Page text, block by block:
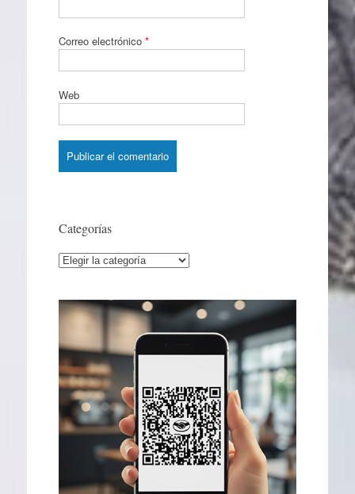
Correo electrónico *
Web
Categorías
Categorías